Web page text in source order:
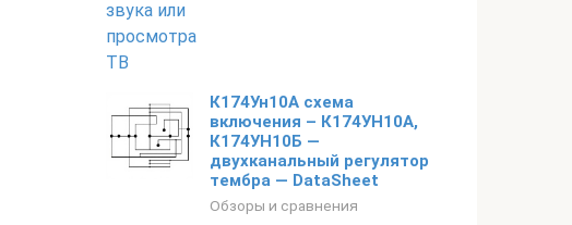
К174Ун10А схема
включения – К174УН10А,
К174УН10Б —
двухканальный регулятор
тембра — DataSheet
Обзоры и сравнения